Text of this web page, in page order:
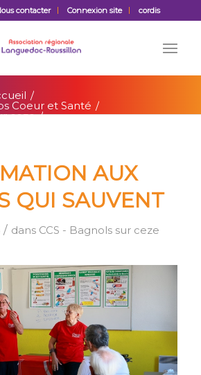
contacter Connexion site cordis
/
Coeur et Santé /
ceze /
AUX
QUI SAUVENT
/ dans CCS - Bagnols sur ceze